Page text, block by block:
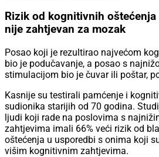
Rizik od kognitivnih
nije zahtjevan za mozak
Posao koji je rezultirao najvećom
bio je podučavanje, a posao s
stimulacijom bio je čuvar ili poštar,
Kasnije su testirali pamćenje i
sudionika starijih od 70 godina.
ljudi koji rade na poslovima s
zahtjevima imali 66% veći rizik od
oštećenja u usporedbi s onima koji
višim kognitivnim zahtjevima.